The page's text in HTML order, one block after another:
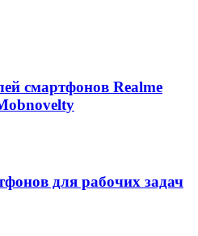
смартфонов Realme
для рабочих задач